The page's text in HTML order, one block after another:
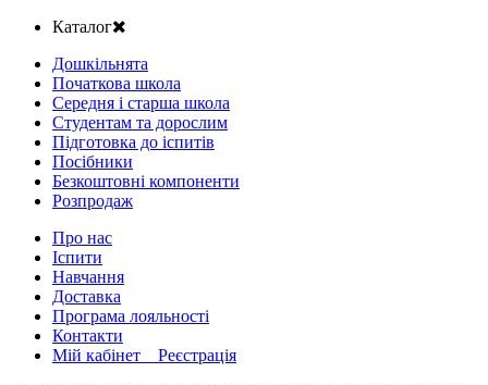
Каталог
Дошкільнята
Початкова школа
Середня і старша школа
Студентам та дорослим
Підготовка до іспитів
Посібники
Безкоштовні компоненти
Розпродаж
Про нас
Іспити
Навчання
Доставка
Програма лояльності
Контакти
Мій кабінет Реєстрація